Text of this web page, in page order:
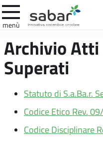
menù
nel
sito
Archivio Atti
Superati
Statuto di S.a.Ba.r.
Codice Etico Rev.
Codice Disciplinare